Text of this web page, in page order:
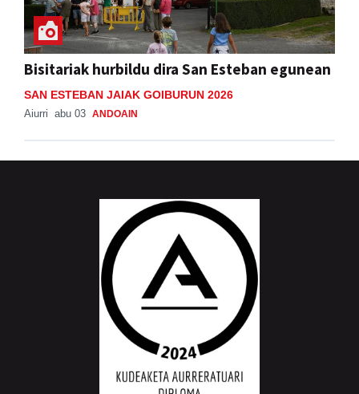
Bisitariak hurbildu dira San Esteban egunean
SAN ESTEBAN JAIAK GOIBURUN 2026
Aiurri abu 03 ANDOAIN